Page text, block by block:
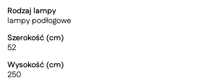
Rodzaj lampy
lampy podłogowe
Szerokość (cm)
52
Wysokość (cm)
250